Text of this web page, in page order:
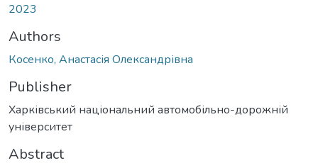
2023
Authors
Косенко, Анастасія Олександрівна
Publisher
Харківський національний автомобільно-дорожній
університет
Abstract